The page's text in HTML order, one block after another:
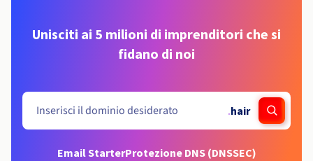
Unisciti ai 5 milioni di imprenditori che si
fidano di noi
.hair
Email StarterProtezione DNS (DNSSEC)